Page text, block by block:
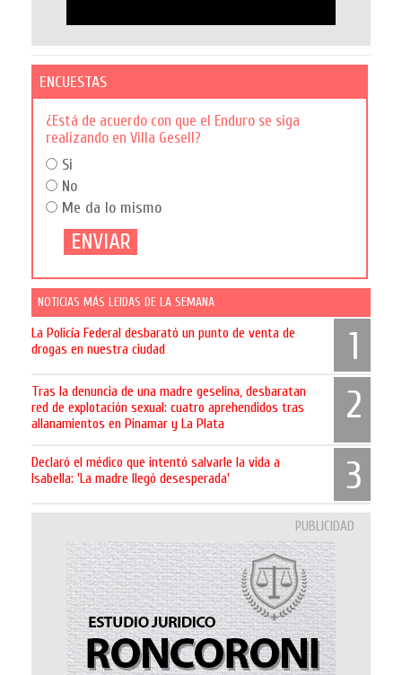
ENCUESTAS
¿Está de acuerdo con que el Enduro se siga
realizando en Villa Gesell?
Si
No
Me da lo mismo
NOTICIAS MÁS LEIDAS DE LA SEMANA
La Policía Federal desbarató un punto de venta de
drogas en nuestra ciudad
1
Tras la denuncia de una madre geselina, desbaratan
red de explotación sexual: cuatro aprehendidos tras
allanamientos en Pinamar y La Plata
2
Declaró el médico que intentó salvarle la vida a
Isabella: 'La madre llegó desesperada'
3
PUBLICIDAD